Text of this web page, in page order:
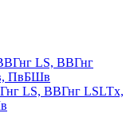
LS, ВВГнг LSLTx,